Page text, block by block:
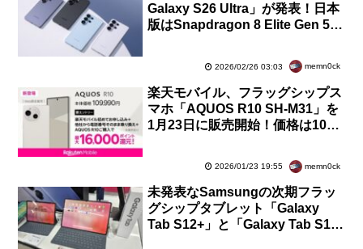
Galaxy S26 Ultra」が発表！日本
版はSnapdragon 8 Elite Gen 5搭
2026/02/26 03:03 memn0ck
楽天モバイル、フラッグシップス
マホ「AQUOS R10 SH-M31」を
1月23日に販売開始！価格は10万
2026/01/23 19:55 memn0ck
未発表なSamsungの次期フラッ
グシップタブレット「Galaxy
Tab S12+」と「Galaxy Tab S12